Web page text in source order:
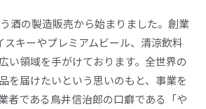
酒の製造販売から始まりました。創業
スキーやプレミアムビール、清涼飲料
い領域を手がけております。全世界の
を届けたいという思いのもと、事業を
者である鳥井信治郎の口癖である「や